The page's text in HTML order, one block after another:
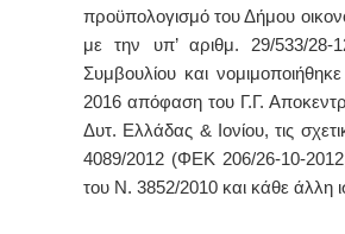
προϋπολογισμό του Δήμου
με την υπ’ αριθμ. 29/533/28-
Συμβουλίου και
2016 απόφαση του Γ.Γ.
Δυτ. Ελλάδας & Ιονίου, τις
4089/2012 (ΦΕΚ 206/26-10-2012,
του Ν. 3852/2010 και κάθε άλλη